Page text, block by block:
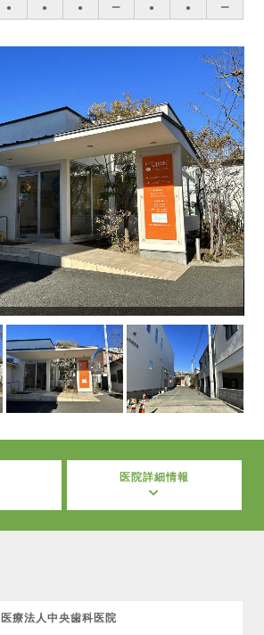
● ● ● ー ● ● ー
医院詳細情報
医療法人中央歯科医院